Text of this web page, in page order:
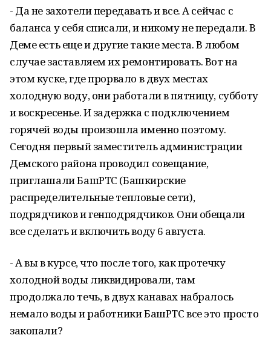
- Да не захотели передавать и все. А сейчас с
баланса у себя списали, и никому не передали. В
Деме есть еще и другие такие места. В любом
случае заставляем их ремонтировать. Вот на
этом куске, где прорвало в двух местах
холодную воду, они работали в пятницу, субботу
и воскресенье. И задержка с подключением
горячей воды произошла именно поэтому.
Сегодня первый заместитель администрации
Демского района проводил совещание,
приглашали БашРТС (Башкирские
распределительные тепловые сети),
подрядчиков и генподрядчиков. Они обещали
все сделать и включить воду 6 августа.
- А вы в курсе, что после того, как протечку
холодной воды ликвидировали, там
продолжало течь, в двух канавах набралось
немало воды и работники БашРТС все это просто
закопали?